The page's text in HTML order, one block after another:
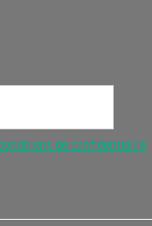
de confidentialité